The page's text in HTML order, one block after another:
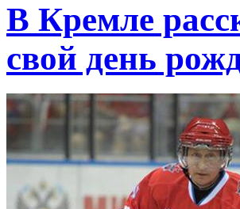
В Кремле
свой день